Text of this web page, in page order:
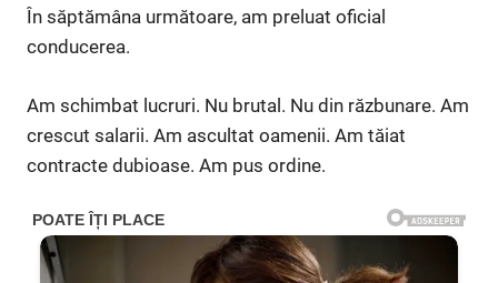
În săptămâna următoare, am preluat oficial
conducerea.
Am schimbat lucruri. Nu brutal. Nu din răzbunare. Am
crescut salarii. Am ascultat oamenii. Am tăiat
contracte dubioase. Am pus ordine.